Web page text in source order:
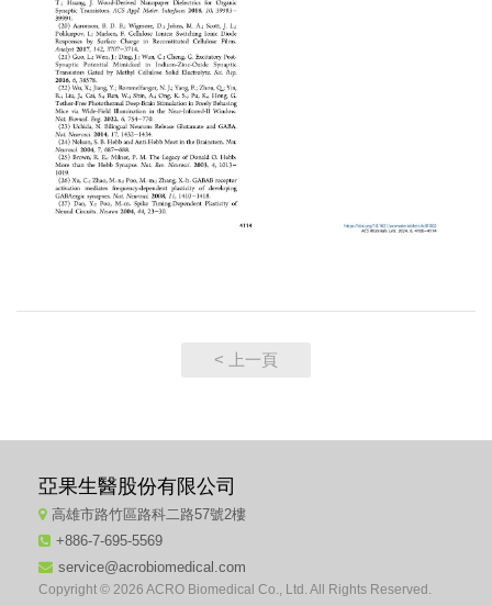
< 上一頁
亞果生醫股份有限公司
高雄市路竹區路科二路57號2樓
+886-7-695-5569
service@acrobiomedical.com
Copyright © 2026 ACRO Biomedical Co., Ltd. All Rights Reserved.